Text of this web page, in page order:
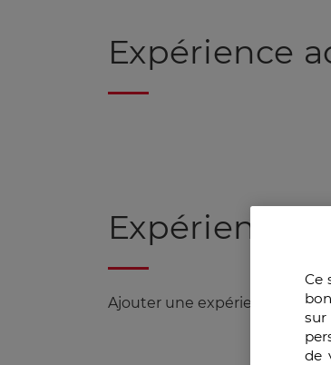
Expérience
Expérience
Ajouter une expérience
Ce
de